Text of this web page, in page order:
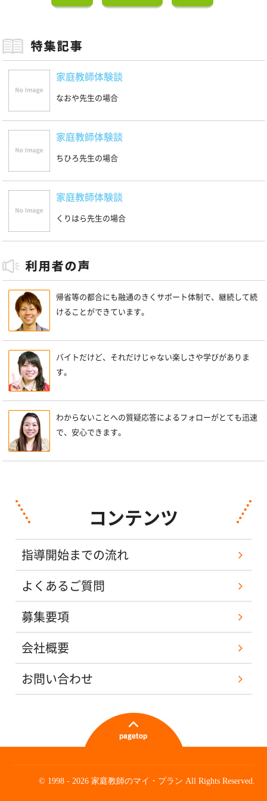
家庭教師体験談
なおや先生の場合
家庭教師体験談
ちひろ先生の場合
家庭教師体験談
くりはら先生の場合
帰省等の都合にも融通のきくサポート体制で、継続して続
けることができています。
バイトだけど、それだけじゃない楽しさや学びがありま
す。
わからないことへの質疑応答によるフォローがとても迅速
で、安心できます。
コンテンツ
指導開始までの流れ
よくあるご質問
募集要項
会社概要
お問い合わせ
© 1998 - 2026 家庭教師のマイ・プラン All Rights Reserved.